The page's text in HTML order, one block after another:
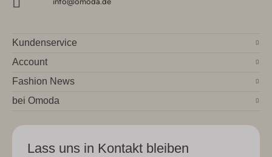
Kundenservice
Account
Fashion News
bei Omoda
Lass uns in Kontakt bleiben